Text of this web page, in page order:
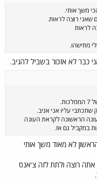
משך אותי.
לראות
מתישהו.
כבר לא אזכור בשביל להגיב.
עליו אני אגיב.
הראשונה לקראת העונה
במקביל גם אז.
לא מאוד משך אותי
רוצה ולתת לזה צ'אנס